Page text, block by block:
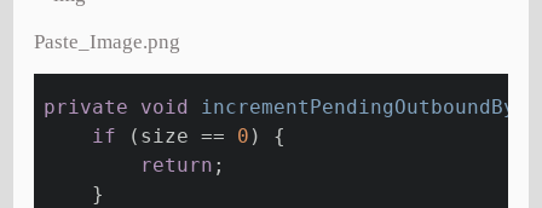
Paste_Image.png
private void
if (size == 0 ) {
return ;
    }